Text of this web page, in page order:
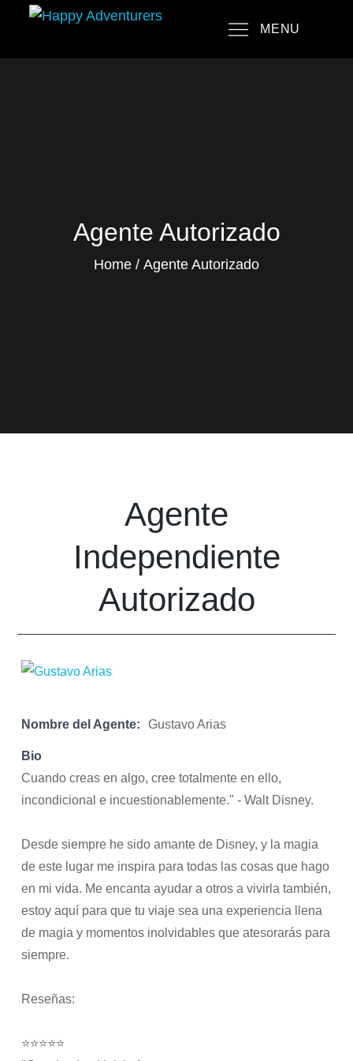
content
MENU
Agente Autorizado
Home Agente Autorizado
Agente
Independiente
Autorizado
Nombre del Agente: Gustavo Arias
Bio
Cuando creas en algo, cree totalmente en ello,
incondicional e incuestionablemente." - Walt Disney.
Desde siempre he sido amante de Disney, y la magia
de este lugar me inspira para todas las cosas que hago
en mi vida. Me encanta ayudar a otros a vivirla también,
estoy aquí para que tu viaje sea una experiencia llena
de magia y momentos inolvidables que atesorarás para
siempre.
Reseñas:
⭐⭐⭐⭐⭐